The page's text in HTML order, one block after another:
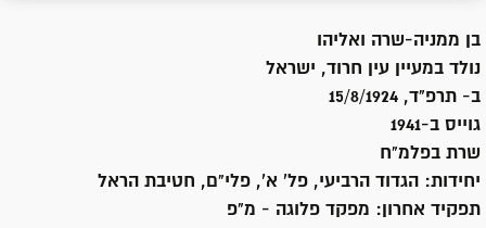
בן ממניה-שרה ואליהו
נולד במעיין עין חרוד, ישראל
ב- תרפ"ד, 15/8/1924
גוייס ב-1941
שרת בפלמ"ח
יחידות: הגדוד הרביעי, פל' א', פלי"ם, חטיבת הראל
תפקיד אחרון: מפקד פלוגה - מ"פ